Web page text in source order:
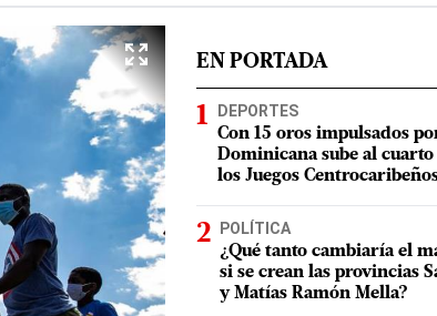
EN PORTADA
DEPORTES
Con 15 oros impulsados
Dominicana sube al
los Juegos
POLÍTICA
¿Qué tanto cambiaría el
si se crean las provincias
y Matías Ramón Mella?